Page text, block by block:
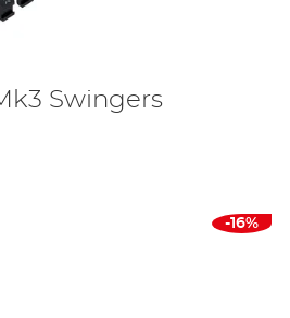
Swingers
-16%